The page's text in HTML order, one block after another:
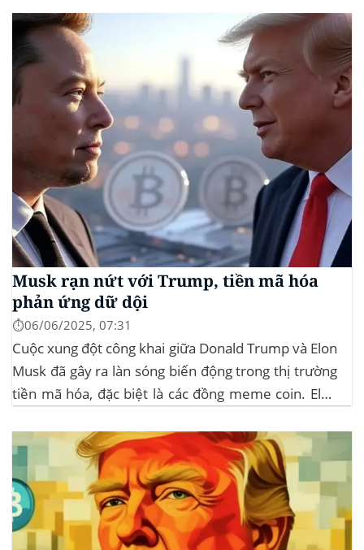
giao dịch tiền mã hóa...
Musk rạn nứt với Trump, tiền mã hóa
phản ứng dữ dội
⏱️06/06/2025, 07:31
Cuộc xung đột công khai giữa Donald Trump và Elon
Musk đã gây ra làn sóng biến động trong thị trường
tiền mã hóa, đặc biệt là các đồng meme coin. Elon
Government Efficiency) và chỉ trích dự luật “Big
Beautiful Bill” của Trump,...